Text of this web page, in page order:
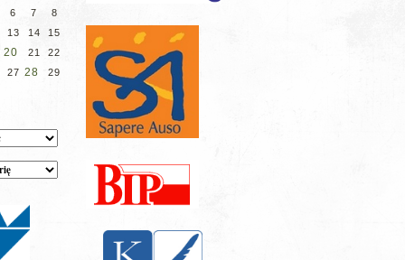
6 7
8
13 14 15
20 21 22
27 28 29